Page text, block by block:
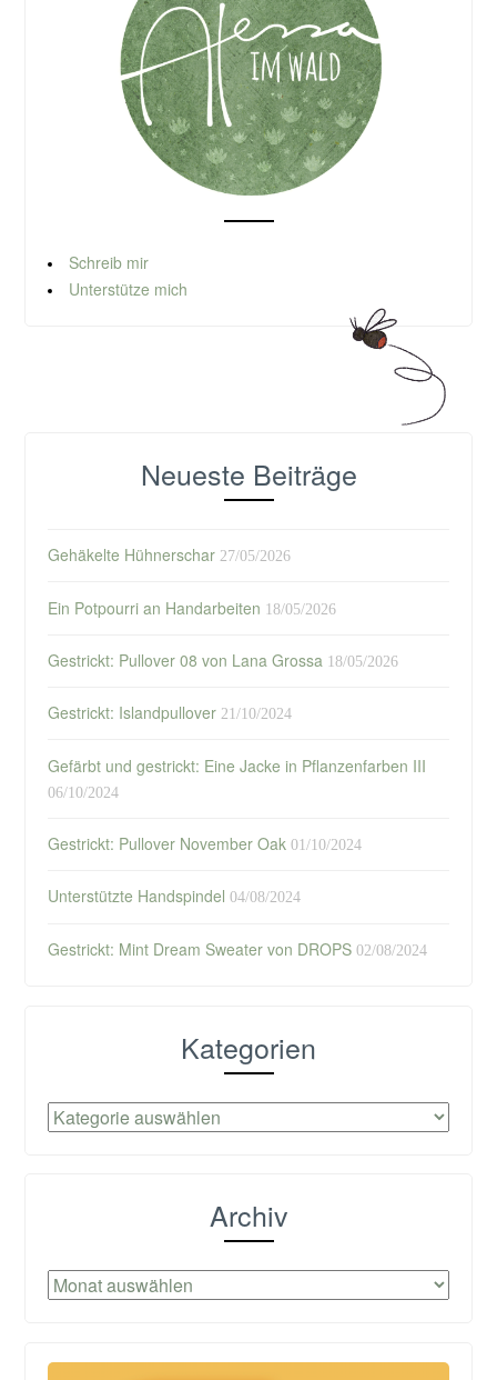
Schreib mir
Unterstütze mich
Neueste Beiträge
Gehäkelte Hühnerschar 27/05/2026
Ein Potpourri an Handarbeiten 18/05/2026
Gestrickt: Pullover 08 von Lana Grossa 18/05/2026
Gestrickt: Islandpullover 21/10/2024
Gefärbt und gestrickt: Eine Jacke in Pflanzenfarben III
06/10/2024
Gestrickt: Pullover November Oak 01/10/2024
Unterstützte Handspindel 04/08/2024
Gestrickt: Mint Dream Sweater von DROPS 02/08/2024
Kategorien
Kategorien
Archiv
Archiv